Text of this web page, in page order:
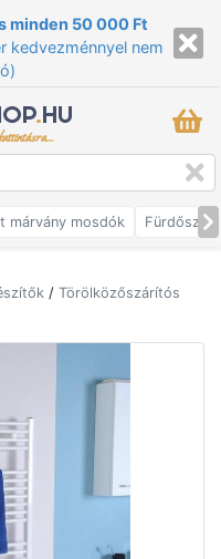
minden 50 000 Ft
kedvezménnyel nem
.HU
márvány mosdók
/ Törölközőszárítós